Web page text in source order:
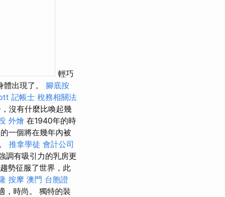
輕巧
出現了。 腳底按
記帳士 稅務相關法
沒有什麼比喚起幾
外燴 在1940年的時
一個將在幾年內被
推拿學徒 會計公司
調有吸引力的乳房更
勢征服了世界，此
按摩 澳門 台胞證
，時尚。 獨特的裝